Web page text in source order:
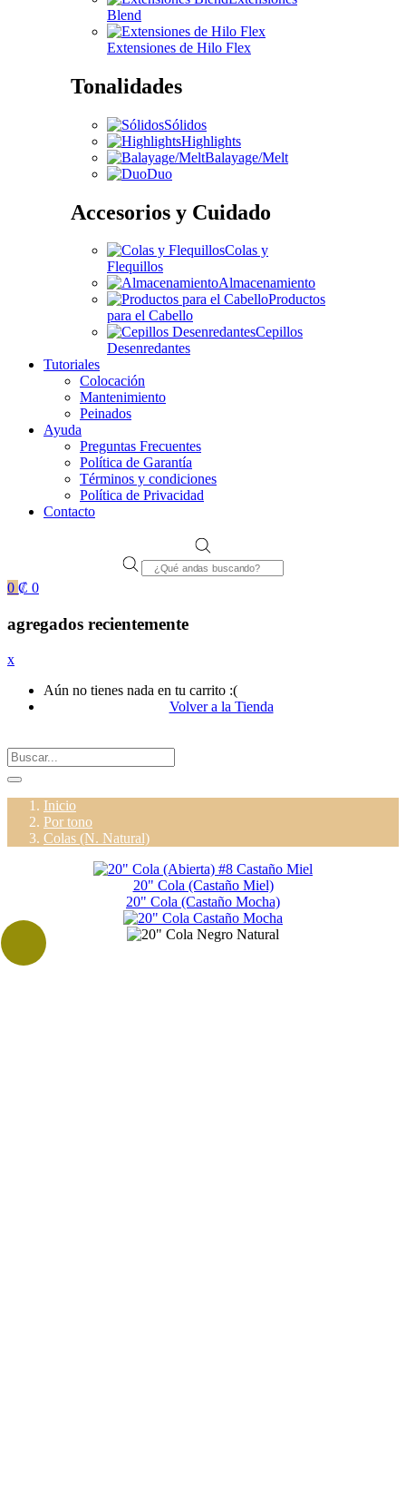
Blend
Extensiones de Hilo Flex
Tonalidades
Sólidos
Highlights
Balayage/Melt
Duo
Accesorios y Cuidado
Colas y
Flequillos
Almacenamiento
Productos
para el Cabello
Cepillos
Desenredantes
Tutoriales
Colocación
Mantenimiento
Peinados
Ayuda
Preguntas Frecuentes
Política de Garantía
Términos y condiciones
Política de Privacidad
Contacto
Products
search
0 ₡ 0
agregados recientemente
x
Aún no tienes nada en tu carrito :(
Volver a la Tienda
Inicio
Por tono
Colas (N. Natural)
20" Cola (Castaño Miel)
20" Cola (Castaño Mocha)